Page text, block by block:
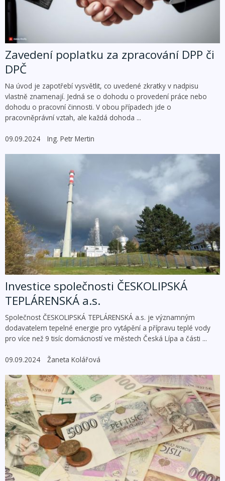
Zavedení poplatku za zpracování DPP či
DPČ
Na úvod je zapotřebí vysvětlit, co uvedené zkratky v nadpisu
vlastně znamenají. Jedná se o dohodu o provedení práce nebo
dohodu o pracovní činnosti. V obou případech jde o
pracovněprávní vztah, ale každá dohoda ...
09.09.2024 Ing. Petr Mertin
Investice společnosti ČESKOLIPSKÁ
TEPLÁRENSKÁ a.s.
Společnost ČESKOLIPSKÁ TEPLÁRENSKÁ a.s. je významným
dodavatelem tepelné energie pro vytápění a přípravu teplé vody
pro více než 9 tisíc domácností ve městech Česká Lípa a části ...
09.09.2024 Žaneta Kolářová